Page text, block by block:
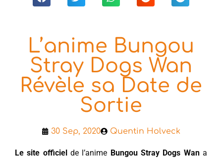
L’anime Bungou
Stray Dogs Wan
Révèle sa Date de
Sortie
30 Sep, 2020 Quentin Holveck
Le site officielde l’anime Bungou Stray Dogs Wana